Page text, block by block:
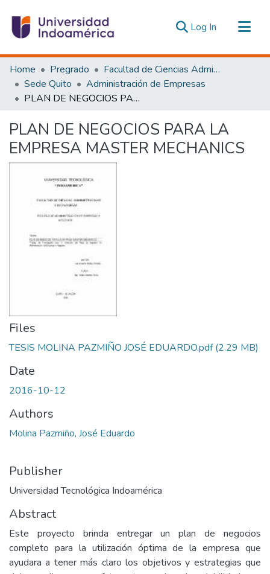
Log In (current)
Communities & Collections
All of DSpace
Statistics
Home Pregrado
Facultad de Ciencias Administrativas y Económicas
Sede Quito
Administración de Empresas
PLAN DE NEGOCIOS PARA LA EMPRESA MASTER MECHANICS
PLAN DE NEGOCIOS PARA LA
EMPRESA MASTER MECHANICS
Files
TESIS MOLINA PAZMIÑO JOSÉ EDUARDO.pdf(2.29 MB)
Date
2016-10-12
Authors
Molina Pazmiño, José Eduardo
Publisher
Universidad Tecnológica Indoamérica
Abstract
Este proyecto brinda entregar un plan de negocios
completo para la utilización óptima de la empresa que
ayudara a tener más claro los objetivos y estrategias que